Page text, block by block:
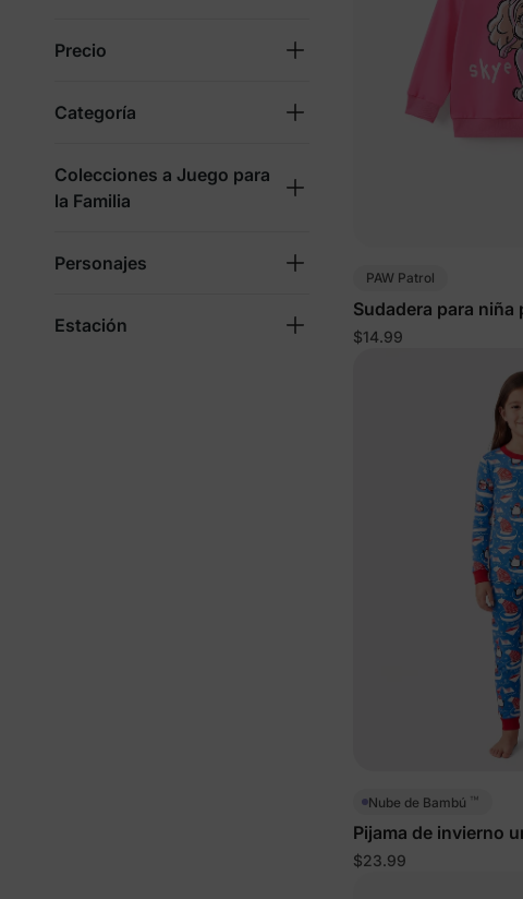
Precio
Categoría
Colecciones a Juego para
la Familia
Personajes
Estación
PAW Patrol
Sudadera para niña
rosa
$14.99
Nube de Bambú ™
Pijama de invierno
niñas de 2 piezas
$23.99